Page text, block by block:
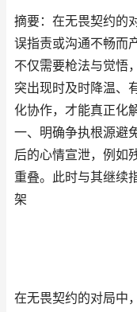
摘要：在无畏契约的
误指责或沟通不畅而
不仅需要枪法与觉悟
突出现时及时降温、
化协作，才能真正化
一、明确争执根源避
后的心情宣泄，例如
重叠。此时与其继续
架
在无畏契约的对局中